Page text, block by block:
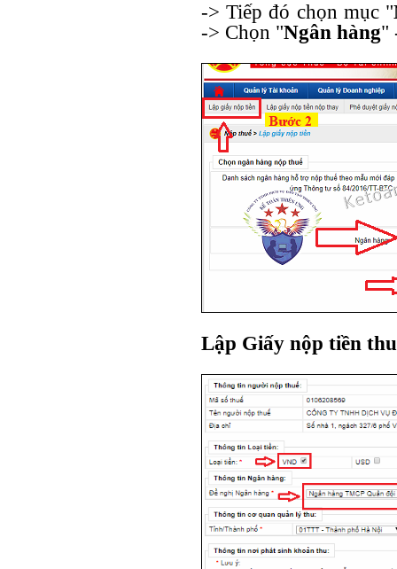
-> Tiếp đó chọn mục "
-> Chọn "Ngân hàng"
Lập Giấy nộp tiền